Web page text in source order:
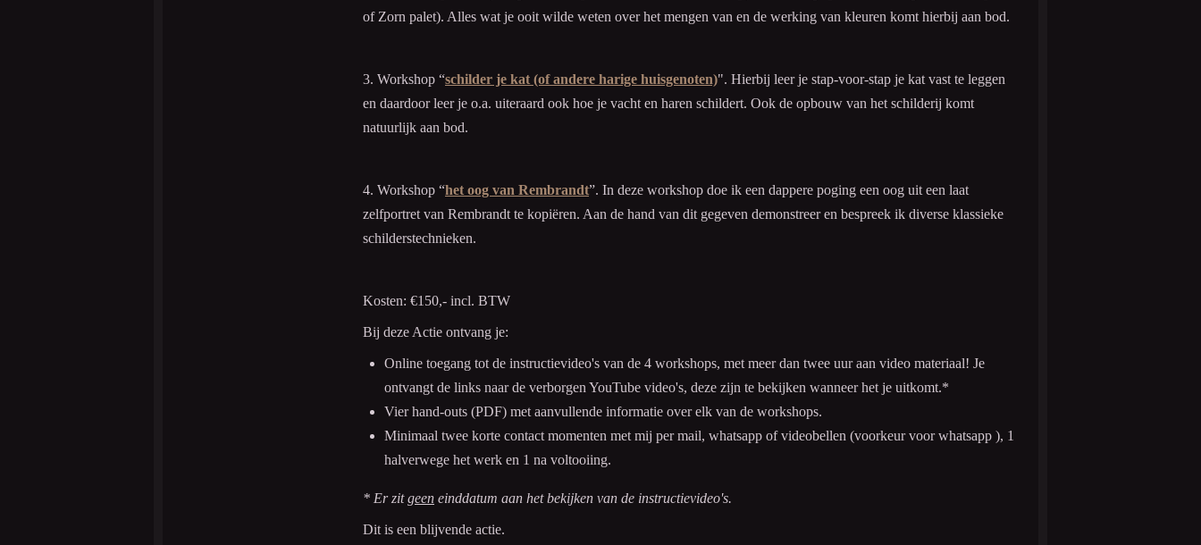
of Zorn palet). Alles wat je ooit wilde weten over het mengen van en de werking van kleuren komt hierbij aan bod.
3. Workshop “schilder je kat (of andere harige huisgenoten)". Hierbij leer je stap-voor-stap je kat vast te leggen
en daardoor leer je o.a. uiteraard ook hoe je vacht en haren schildert. Ook de opbouw van het schilderij komt
natuurlijk aan bod.
4. Workshop “het oog van Rembrandt”. In deze workshop doe ik een dappere poging een oog uit een laat
zelfportret van Rembrandt te kopiëren. Aan de hand van dit gegeven demonstreer en bespreek ik diverse klassieke
schilderstechnieken.
Kosten: €150,- incl. BTW
Bij deze Actie ontvang je:
Online toegang tot de instructievideo's van de 4 workshops, met meer dan twee uur aan video materiaal! Je
ontvangt de links naar de verborgen YouTube video's, deze zijn te bekijken wanneer het je uitkomt.*
Vier hand-outs (PDF) met aanvullende informatie over elk van de workshops.
Minimaal twee korte contact momenten met mij per mail, whatsapp of videobellen (voorkeur voor whatsapp ), 1
halverwege het werk en 1 na voltooiing.
* Er zitgeen einddatum aan het bekijken van de instructievideo's.
Dit is een blijvende actie.